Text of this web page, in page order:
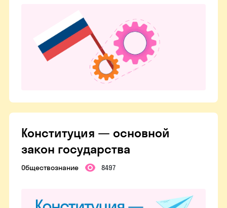
Конституция — основной
закон государства
Обществознание 8497